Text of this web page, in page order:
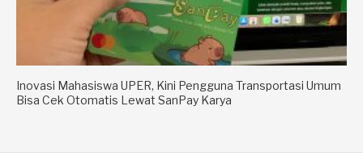
Inovasi Mahasiswa UPER, Kini Pengguna Transportasi Umum
Bisa Cek Otomatis Lewat SanPay Karya